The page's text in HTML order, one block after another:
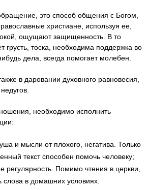
это способ общения с Богом,
христиане, используя ее,
ощущают защищенность. В то
грусть, тоска, необходима поддержка во
дела, всегда помогает молебен.
в даровании духовного равновесия,
необходимо исполнить
и мысли от плохого, негатива. Только
текст способен помочь человеку;
регулярность. Помимо чтения в церкви,
слова в домашних условиях.